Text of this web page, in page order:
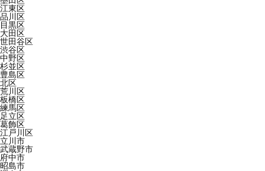
江東区
品川区
目黒区
大田区
世田谷区
渋谷区
中野区
杉並区
豊島区
北区
荒川区
板橋区
練馬区
足立区
葛飾区
江戸川区
立川市
武蔵野市
府中市
昭島市